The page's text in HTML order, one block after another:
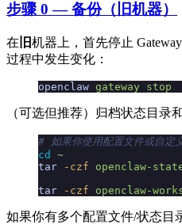
步骤 0 — 备份（旧机器）
在 旧机器上，首先停止
过程中发生变化：
openclaw gateway stop
（可选但推荐）归档状态目录
# 如果你使用配置文件或自定
cd
~
tar -czf openclaw-
tar -czf openclaw-
如果你有多个配置文件/状态目